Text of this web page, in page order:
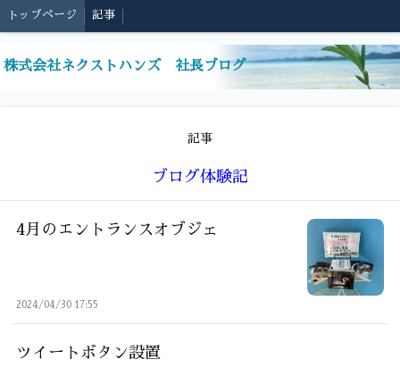
トップページ 記事
株式会社ネクストハンズ 社長ブログ
記事
ブログ体験記
4月のエントランスオブジェ
2024/04/30 17:55
ツイートボタン設置